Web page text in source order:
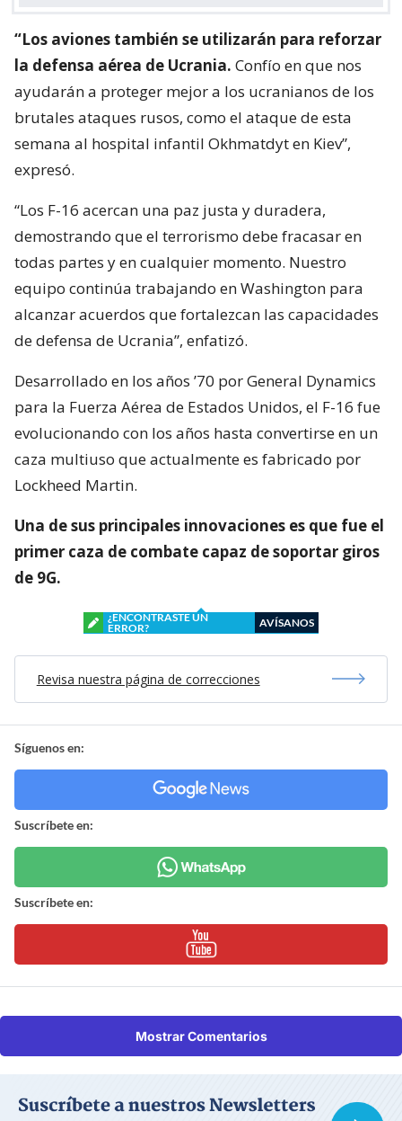
“Los aviones también se utilizarán para reforzar
la defensa aérea de Ucrania. Confío en que nos
ayudarán a proteger mejor a los ucranianos de los
brutales ataques rusos, como el ataque de esta
semana al hospital infantil Okhmatdyt en Kiev”,
expresó.
“Los F-16 acercan una paz justa y duradera,
demostrando que el terrorismo debe fracasar en
todas partes y en cualquier momento. Nuestro
equipo continúa trabajando en Washington para
alcanzar acuerdos que fortalezcan las capacidades
de defensa de Ucrania”, enfatizó.
Desarrollado en los años ’70 por General Dynamics
para la Fuerza Aérea de Estados Unidos, el F-16 fue
evolucionando con los años hasta convertirse en un
caza multiuso que actualmente es fabricado por
Lockheed Martin.
Una de sus principales innovaciones es que fue el
primer caza de combate capaz de soportar giros
de 9G.
¿ENCONTRASTE UN
ERROR?
AVÍSANOS
Revisa nuestra página de correcciones
Síguenos en:
Suscríbete en:
Suscríbete en:
Mostrar Comentarios